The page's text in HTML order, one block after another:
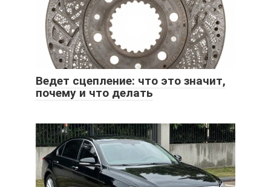
Ведет сцепление: что это значит,
почему и что делать